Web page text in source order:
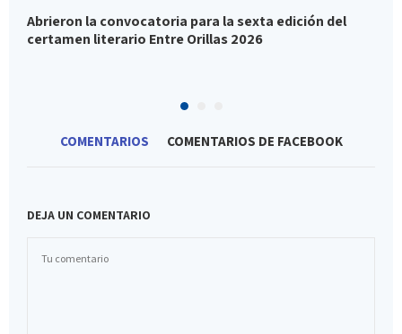
Abrieron la convocatoria para la sexta edición del
certamen literario Entre Orillas 2026
COMENTARIOS COMENTARIOS DE FACEBOOK
DEJA UN COMENTARIO